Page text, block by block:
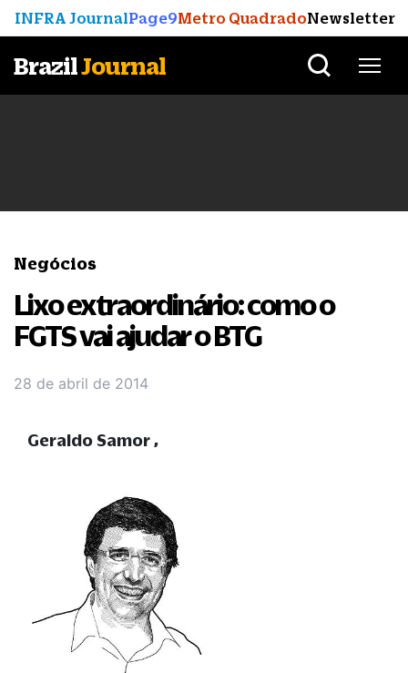
INFRA JournalPage9Metro QuadradoNewsletter
BrazilJournal
Negócios
Lixo extraordinário: como o
FGTS vai ajudar o BTG
28 de abril de 2014
Geraldo Samor